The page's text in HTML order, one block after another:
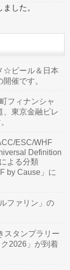
した。
☆ビール＆日本
催です。
フィナンシャ
、東京金融ビレ
ESC/WHF
Definition
よる分類
by Cause」に
ファリン」の
スタンプラリー
2026」が到着